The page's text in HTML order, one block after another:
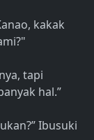
kakak
tapi
hal.”
Ibusuki